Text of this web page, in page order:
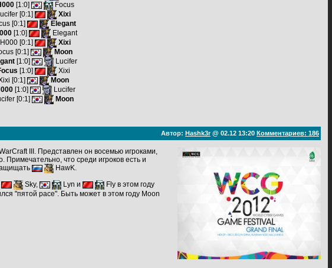
[1:0]
Focus
[0:1]
Xixi
[0:1]
Elegant
[1:0]
Elegant
[0:1]
Xixi
[0:1]
Moon
[1:0]
Lucifer
[1:0]
Xixi
[0:1]
Moon
[1:0]
Lucifer
[0:1]
Moon
Автор: Hashk3r@ 02.12 13:20 Комментариев: 186
III. Представлен он восемью игроками,
Примечательно, что среди игроков есть и
HawK.
Sky, Lyn и
Fly в этом году
"пятой расе". Быть может в этом году Moon